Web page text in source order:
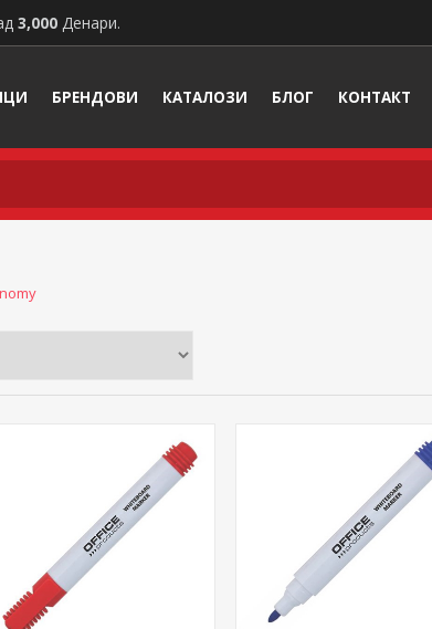
3,000 Денари.
БРЕНДОВИ КАТАЛОЗИ БЛОГ КОНТАКТ